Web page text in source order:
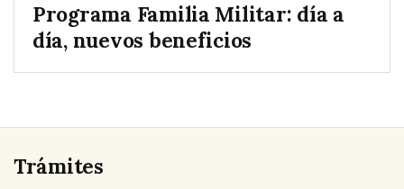
Programa Familia Militar: día a
día, nuevos beneficios
Trámites